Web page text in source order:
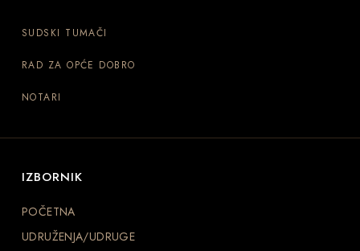
SUDSKI TUMAČI
RAD ZA OPĆE DOBRO
NOTARI
IZBORNIK
POČETNA
UDRUŽENJA/UDRUGE